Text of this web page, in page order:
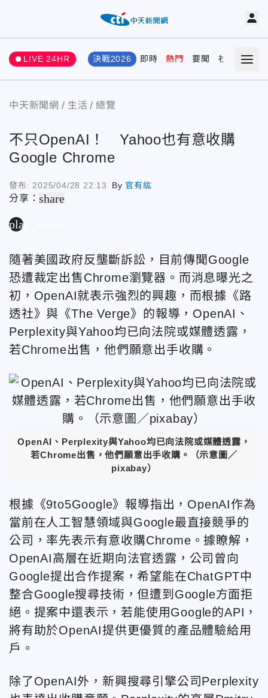
LIVE 24HR 決戰2026 即時 熱門 要聞 社會 娛樂
中天新聞網 生活 總覽
不只OpenAI！ Yahoo也有意收購
Google Chrome
發布: 2025/04/28 22:13 By 官有紘
分享：share
play_arrow
隨著美國政府反壟斷訴訟，目前傳聞Google
恐遭裁定出售Chrome瀏覽器。而消息曝光之
初，OpenAI就表示強烈的興趣，而根據《路
透社》與《The Verge》的報導，OpenAI、
Perplexity與Yahoo均已向法院或媒體透露，
若Chrome出售，他們願意出手收購。
OpenAI、Perplexity與Yahoo均已向法院或媒體透露，
若Chrome出售，他們願意出手收購。
（示意圖／
pixabay）
根據《9to5Google》報導指出，OpenAI作為
當前在人工智慧領域與Google最直接競爭的
公司，率先表示有意收購Chrome。據瞭解，
OpenAI高層在近期向法官透露，公司曾向
Google提出合作提案，希望能在ChatGPT中
整合Google搜尋技術，但遭到Google方面拒
絕。提案中還表示，若能使用Google的API，
將有助於OpenAI提供更優質的產品體驗給用
戶。
除了OpenAI外，新興搜尋引擎公司Perplexity